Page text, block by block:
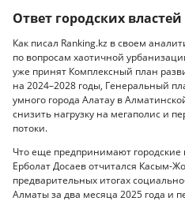
Ответ городских властей
Как писал Ranking.kz в своем
по вопросам хаотичной
уже принят Комплексный план
на 2024–2028 годы, Генеральный
умного города Алатау в
снизить нагрузку на мегаполис и
потоки.
Что еще предпринимают городские
Ерболат Досаев отчитался Касым-
предварительных итогах
Алматы за два месяца 2025 года и